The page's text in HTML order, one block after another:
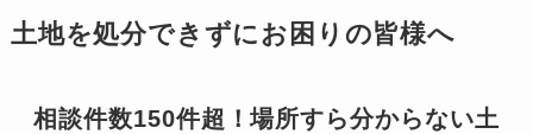
土地を処分できずにお困りの皆様へ
相談件数150件超！場所すら分からない土